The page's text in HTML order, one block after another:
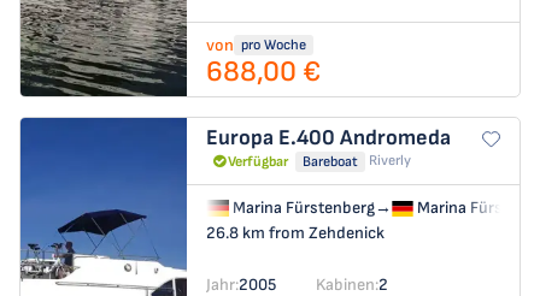
von pro Woche
688,00 €
Europa E.400 Andromeda
Verfügbar Bareboat Riverly
Marina Fürstenberg→
Marina
26.8 km from Zehdenick
Jahr:2005 Kabinen:2